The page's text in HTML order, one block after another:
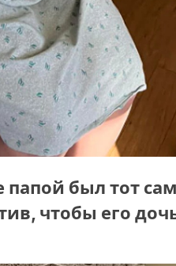
папой был тот
чтобы его